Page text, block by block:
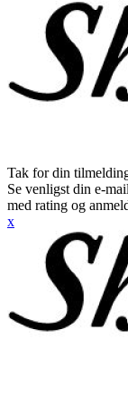
Tak for din
Se venligst din e-
med rating og
x